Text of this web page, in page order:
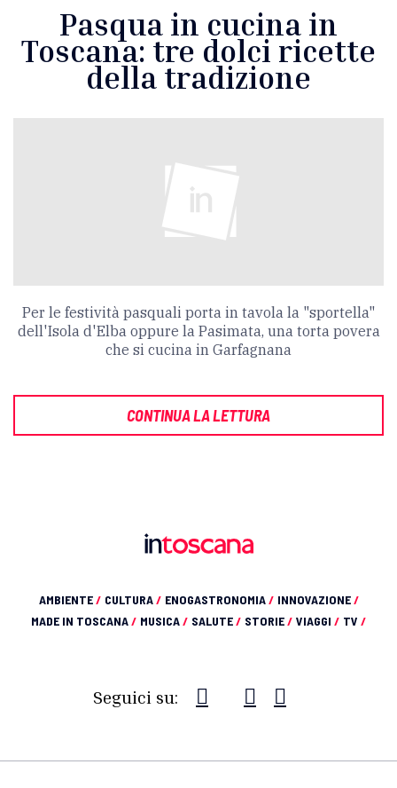
Pasqua in cucina in
Toscana: tre dolci ricette
della tradizione
Per le festività pasquali porta in tavola la "sportella"
dell'Isola d'Elba oppure la Pasimata, una torta povera
che si cucina in Garfagnana
CONTINUA LA LETTURA
AMBIENTE/ CULTURA/ ENOGASTRONOMIA/ INNOVAZIONE/
MADE IN TOSCANA/ MUSICA/ SALUTE/ STORIE/ VIAGGI / TV /
Seguici su: